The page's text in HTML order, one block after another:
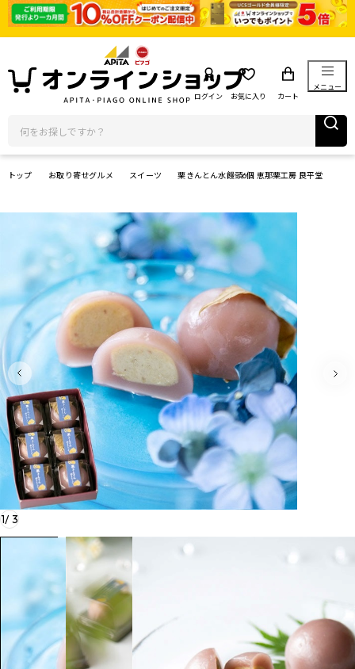
ログイン お気に入り カート
メニュー
トップ お取り寄せグルメ スイーツ 栗きんとん水饅頭6個 恵那栗工房 良平堂
1/3